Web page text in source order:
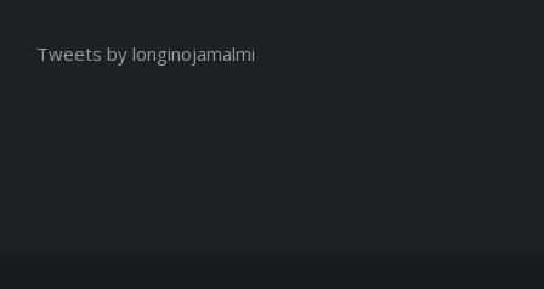
Tweets by longinojamalmi